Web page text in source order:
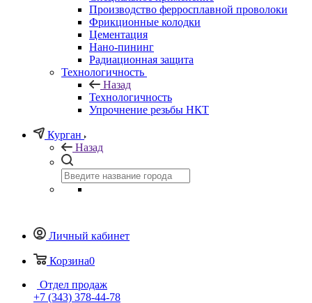
Производство ферросплавной проволоки
Фрикционные колодки
Цементация
Нано-пининг
Радиационная защита
Технологичность
Назад
Технологичность
Упрочнение резьбы НКТ
Курган
Назад
Личный кабинет
Корзина0
Отдел продаж
+7 (343) 378-44-78